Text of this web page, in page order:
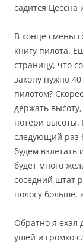
садится Цессна
В конце смены
книгу пилота.
страницу, что
закону нужно
пилотом?
держать
потери высоты.
следующий раз
будем взлетать
будет много
соседний штат
полосу
Обратно я ехал
ушей и громко